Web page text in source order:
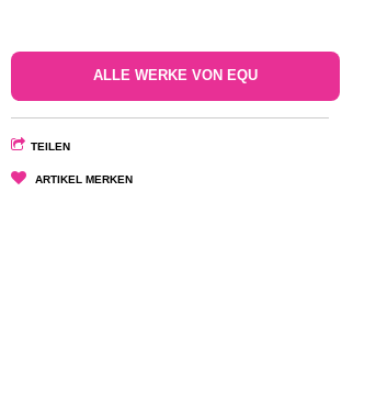
ALLE WERKE VON EQU
TEILEN
ARTIKEL MERKEN